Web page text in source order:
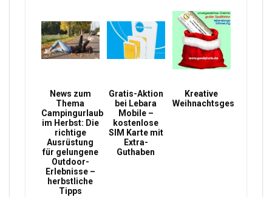
News zum
Thema
Campingurlaub
im Herbst: Die
richtige
Ausrüstung
für gelungene
Outdoor-
Erlebnisse –
herbstliche
Tipps
Gratis-Aktion
bei Lebara
Mobile –
kostenlose
SIM Karte mit
Extra-
Guthaben
Kreative
Weihnachtsgeschenke